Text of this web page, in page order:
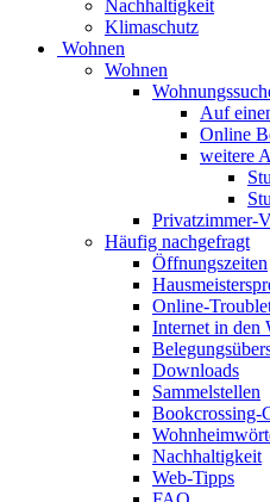
Nachhaltigkeit
Klimaschutz
Wohnen
Wohnen
Auf
Online
weitere
Privatzimmer-
Häufig nachgefragt
Öffnungszeiten
Online-
Internet in den
Downloads
Sammelstellen
Bookcrossing-
Nachhaltigkeit
Web-Tipps